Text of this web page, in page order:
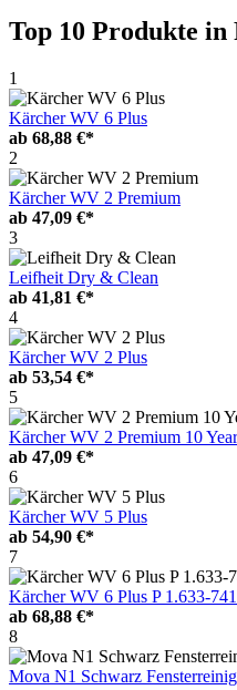
Top 10 Produkte in
1
Kärcher WV 6 Plus
ab 68,88 €*
2
Kärcher WV 2 Premium
ab 47,09 €*
3
Leifheit Dry & Clean
ab 41,81 €*
4
Kärcher WV 2 Plus
ab 53,54 €*
5
Kärcher WV 2 Premium 10
ab 47,09 €*
6
Kärcher WV 5 Plus
ab 54,90 €*
7
Kärcher WV 6 Plus P 1.633-
ab 68,88 €*
8
Mova N1 Schwarz